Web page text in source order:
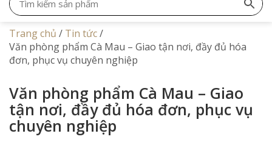
Trang chủ / Tin tức/
Văn phòng phẩm Cà Mau – Giao tận nơi, đầy đủ hóa
đơn, phục vụ chuyên nghiệp
Văn phòng phẩm Cà Mau – Giao
tận nơi, đầy đủ hóa đơn, phục vụ
chuyên nghiệp